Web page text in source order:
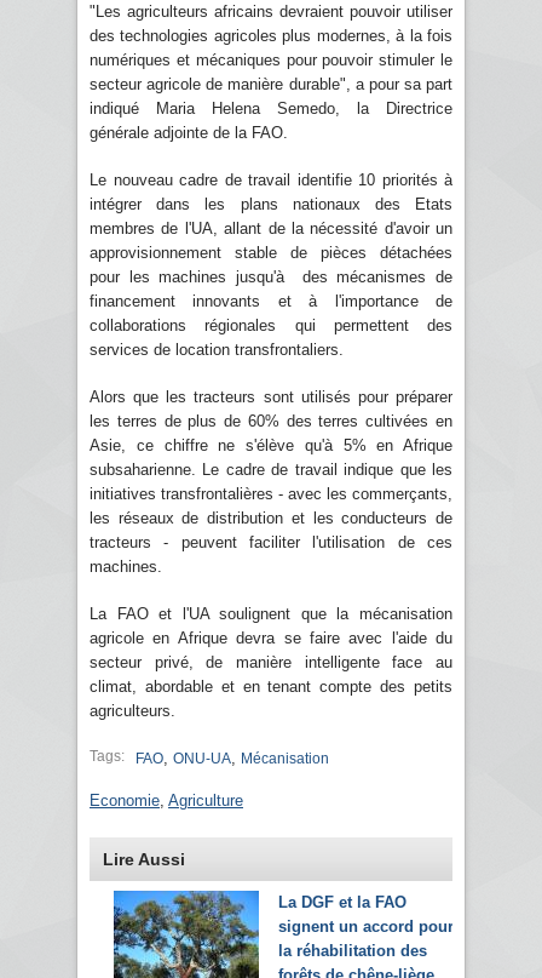
"Les agriculteurs africains devraient pouvoir utiliser
des technologies agricoles plus modernes, à la fois
numériques et mécaniques pour pouvoir stimuler le
secteur agricole de manière durable", a pour sa part
indiqué Maria Helena Semedo, la Directrice
générale adjointe de la FAO.
Le nouveau cadre de travail identifie 10 priorités à
intégrer dans les plans nationaux des Etats
membres de l'UA, allant de la nécessité d'avoir un
approvisionnement stable de pièces détachées
pour les machines jusqu'à des mécanismes de
financement innovants et à l'importance de
collaborations régionales qui permettent des
services de location transfrontaliers.
Alors que les tracteurs sont utilisés pour préparer
les terres de plus de 60% des terres cultivées en
Asie, ce chiffre ne s'élève qu'à 5% en Afrique
subsaharienne. Le cadre de travail indique que les
initiatives transfrontalières - avec les commerçants,
les réseaux de distribution et les conducteurs de
tracteurs - peuvent faciliter l'utilisation de ces
machines.
La FAO et l'UA soulignent que la mécanisation
agricole en Afrique devra se faire avec l'aide du
secteur privé, de manière intelligente face au
climat, abordable et en tenant compte des petits
agriculteurs.
Tags: FAO ONU-UA Mécanisation
Economie Agriculture
Lire Aussi
La DGF et la FAO
signent un accord pour
la réhabilitation des